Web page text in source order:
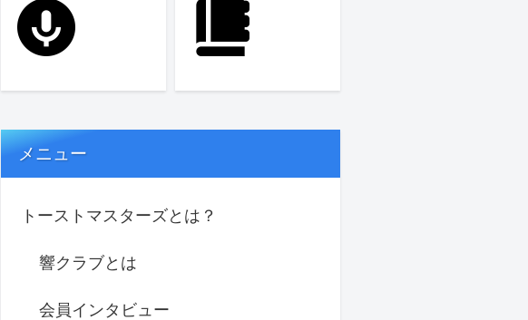
メニュー
トーストマスターズとは？
響クラブとは
会員インタビュー